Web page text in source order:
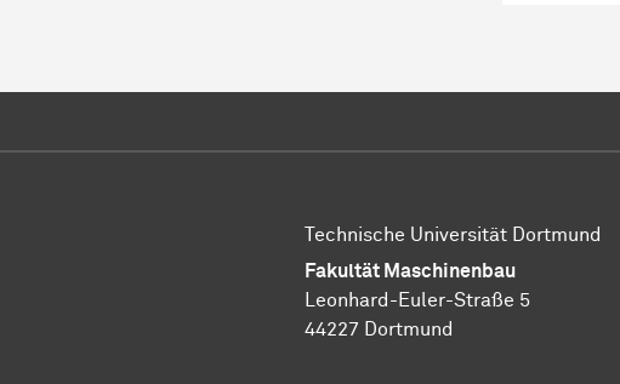
Technische Universität Dortmund
Fakultät Maschinenbau
Leonhard-Euler-Straße 5
44227 Dortmund